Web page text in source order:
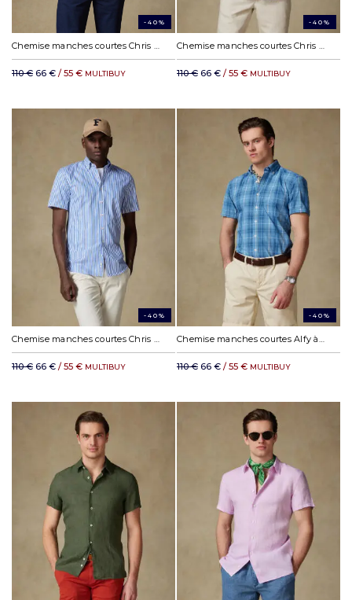
-40%
110 € 66 € / 55 € MULTIBUY
-40%
110 € 66 € / 55 € MULTIBUY
-40%
Chemise manches courtes Chris à rayures bleues - Col Boutonné
110 € 66 € / 55 € MULTIBUY
-40%
Chemise manches courtes Alfy à motif tartan - Col Boutonné
110 € 66 € / 55 € MULTIBUY